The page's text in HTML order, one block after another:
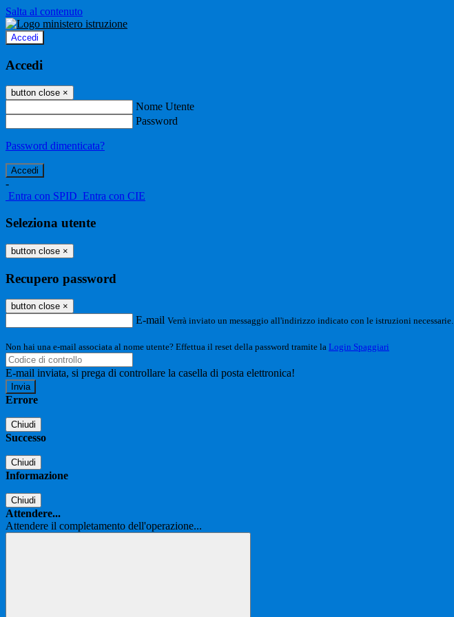
Salta al contenuto
Accedi
Accedi
button close ×
Nome Utente
Password
Password dimenticata?
-
Entra con SPID Entra con CIE
Seleziona utente
button close ×
Recupero password
button close ×
E-mail Verrà inviato un messaggio all'indirizzo indicato con le istruzioni necessarie.
Non hai una e-mail associata al nome utente? Effettua il reset della password tramite la Login Spaggiari
E-mail inviata, si prega di controllare la casella di posta elettronica!
Errore
Chiudi
Successo
Chiudi
Informazione
Chiudi
Attendere...
Attendere il completamento dell'operazione...